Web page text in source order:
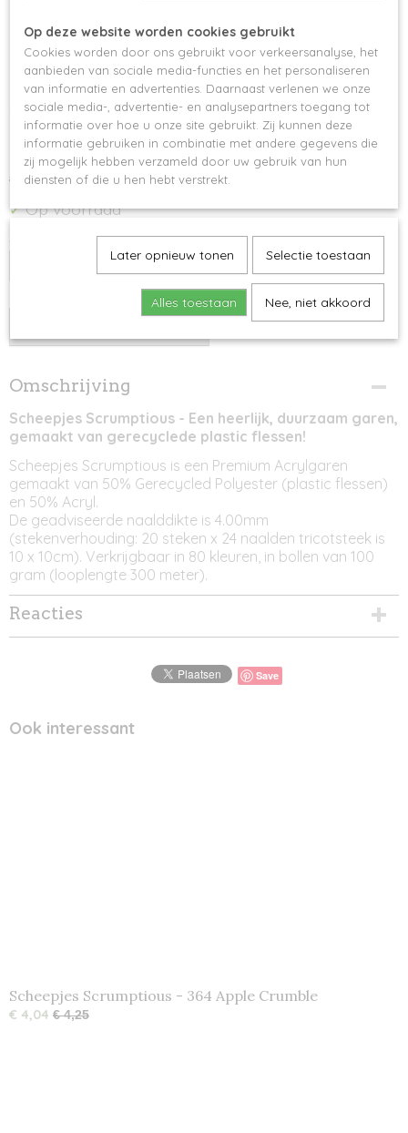
Scheepjes Scrumptious -
331 Turkish Delight
€ 4,25 € 4,04
✓Op voorraad
Omschrijving
Scheepjes Scrumptious - Een heerlijk, duurzaam garen,
gemaakt van gerecyclede plastic flessen!
Scheepjes Scrumptious is een Premium Acrylgaren
gemaakt van 50% Gerecycled Polyester (plastic flessen)
en 50% Acryl.
De geadviseerde naalddikte is 4.00mm
(stekenverhouding: 20 steken x 24 naalden tricotsteek is
10 x 10cm). Verkrijgbaar in 80 kleuren, in bollen van 100
gram (looplengte 300 meter).
Reacties
Save
Ook interessant
Scheepjes Scrumptious - 364 Apple Crumble
€ 4,04 € 4,25
Op deze website worden cookies gebruikt
Cookies worden door ons gebruikt voor verkeersanalyse, het
aanbieden van sociale media-functies en het personaliseren
van informatie en advertenties. Daarnaast verlenen we onze
sociale media-, advertentie- en analysepartners toegang tot
informatie over hoe u onze site gebruikt. Zij kunnen deze
informatie gebruiken in combinatie met andere gegevens die
zij mogelijk hebben verzameld door uw gebruik van hun
diensten of die u hen hebt verstrekt.
Later opnieuw tonen Selectie toestaan
Alles toestaan Nee, niet akkoord